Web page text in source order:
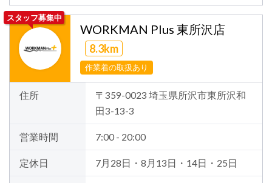
スタッフ募集中
WORKMAN Plus 東所沢店
8.3km
作業着の取扱あり
住所
〒359-0023 埼玉県所沢市東所沢和
田3-13-3
営業時間 7:00 - 20:00
定休日 7月28日・8月13日・14日・25日